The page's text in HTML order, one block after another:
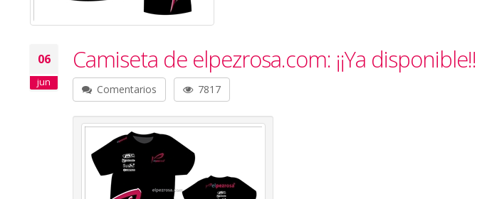
06
jun
Camiseta de elpezrosa.com: ¡¡Ya disponible!!
Comentarios 7817